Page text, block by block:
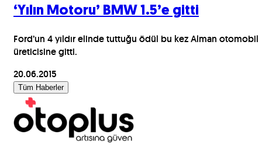
‘Yılın Motoru’ BMW 1.5’e gitti
Ford’un 4 yıldır elinde tuttuğu ödül bu kez Alman otomobil
üreticisine gitti.
20.06.2015
Tüm Haberler